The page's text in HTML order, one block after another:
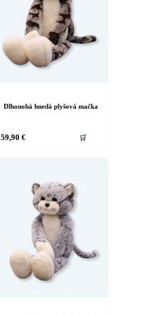
Dlhonohá hnedá plyšová mačka
59,90 € 🛒